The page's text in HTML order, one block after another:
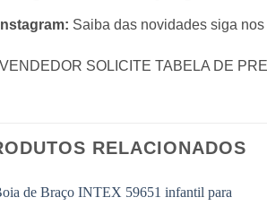
Instagram: Saiba das novidades siga
SOLICITE TABELA DE
RELACIONADOS